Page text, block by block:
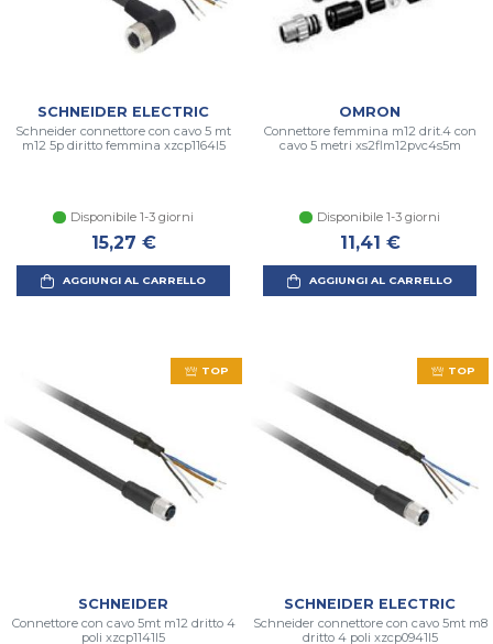
SCHNEIDER ELECTRIC
Schneider connettore con cavo 5 mt
m12 5p diritto femmina xzcp1164l5
Disponibile 1-3 giorni
15,27 €
AGGIUNGI AL CARRELLO
OMRON
Connettore femmina m12 drit.4 con
cavo 5 metri xs2flm12pvc4s5m
Disponibile 1-3 giorni
11,41 €
AGGIUNGI AL CARRELLO
TOP
SCHNEIDER
Connettore con cavo 5mt m12 dritto 4
poli xzcp1141l5
TOP
SCHNEIDER ELECTRIC
Schneider connettore con cavo 5mt m8
dritto 4 poli xzcp0941l5